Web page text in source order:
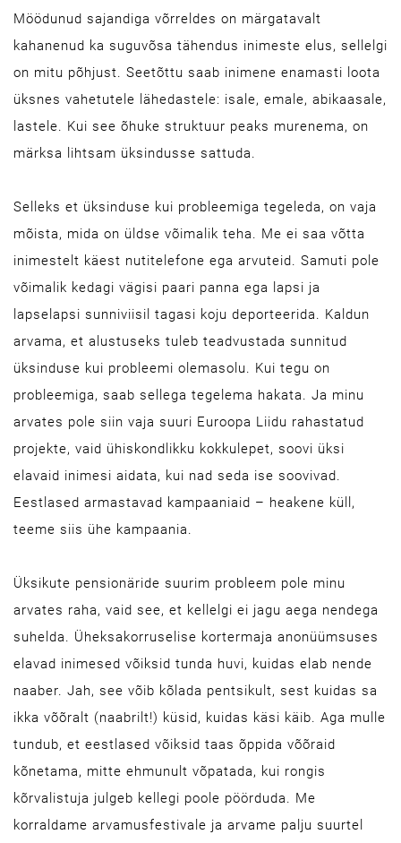
Möödunud sajandiga võrreldes on märgatavalt
kahanenud ka suguvõsa tähendus inimeste elus, sellelgi
on mitu põhjust. Seetõttu saab inimene enamasti loota
üksnes vahetutele lähedastele: isale, emale, abikaasale,
lastele. Kui see õhuke struktuur peaks murenema, on
märksa lihtsam üksindusse sattuda.
Selleks et üksinduse kui probleemiga tegeleda, on vaja
mõista, mida on üldse võimalik teha. Me ei saa võtta
inimestelt käest nutitelefone ega arvuteid. Samuti pole
võimalik kedagi vägisi paari panna ega lapsi ja
lapselapsi sunniviisil tagasi koju deporteerida. Kaldun
arvama, et alustuseks tuleb teadvustada sunnitud
üksinduse kui probleemi olemasolu. Kui tegu on
probleemiga, saab sellega tegelema hakata. Ja minu
arvates pole siin vaja suuri Euroopa Liidu rahastatud
projekte, vaid ühiskondlikku kokkulepet, soovi üksi
elavaid inimesi aidata, kui nad seda ise soovivad.
Eestlased armastavad kampaaniaid – heakene küll,
teeme siis ühe kampaania.
Üksikute pensionäride suurim probleem pole minu
arvates raha, vaid see, et kellelgi ei jagu aega nendega
suhelda. Üheksakorruselise kortermaja anonüümsuses
elavad inimesed võiksid tunda huvi, kuidas elab nende
naaber. Jah, see võib kõlada pentsikult, sest kuidas sa
ikka võõralt (naabrilt!) küsid, kuidas käsi käib. Aga mulle
tundub, et eestlased võiksid taas õppida võõraid
kõnetama, mitte ehmunult võpatada, kui rongis
kõrvalistuja julgeb kellegi poole pöörduda. Me
korraldame arvamusfestivale ja arvame palju suurtel